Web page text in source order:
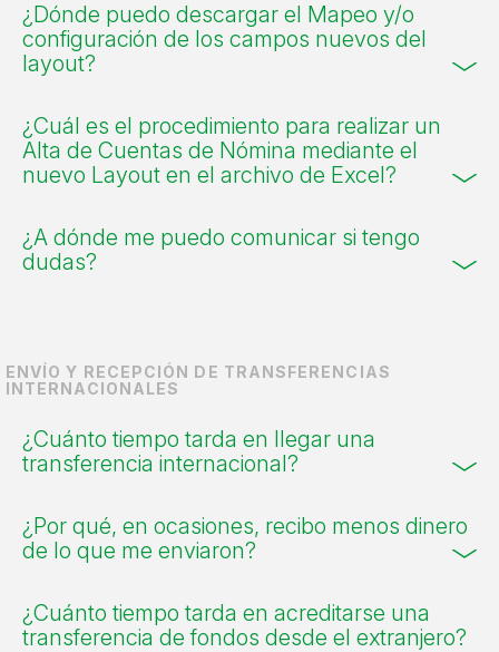
¿Dónde puedo descargar el Mapeo y/o
configuración de los campos nuevos del
layout?
¿Cuál es el procedimiento para realizar un
Alta de Cuentas de Nómina mediante el
nuevo Layout en el archivo de Excel?
¿A dónde me puedo comunicar si tengo
dudas?
ENVÍO Y RECEPCIÓN DE TRANSFERENCIAS
INTERNACIONALES
¿Cuánto tiempo tarda en llegar una
transferencia internacional?
¿Por qué, en ocasiones, recibo menos dinero
de lo que me enviaron?
¿Cuánto tiempo tarda en acreditarse una
transferencia de fondos desde el extranjero?